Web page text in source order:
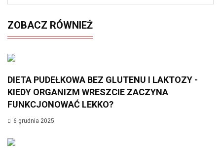
ZOBACZ RÓWNIEŻ
DIETA PUDEŁKOWA BEZ GLUTENU I LAKTOZY -
KIEDY ORGANIZM WRESZCIE ZACZYNA
FUNKCJONOWAĆ LEKKO?
6 grudnia 2025